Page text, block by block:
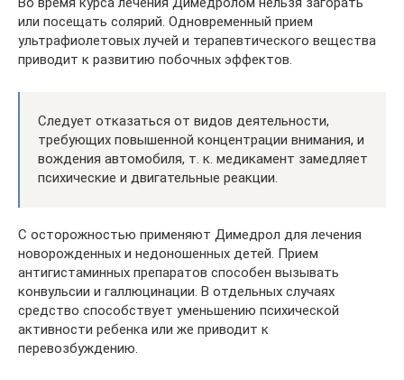
или посещать солярий. Одновременный прием
ультрафиолетовых лучей и терапевтического вещества
приводит к развитию побочных эффектов.
Следует отказаться от видов деятельности,
требующих повышенной концентрации внимания, и
вождения автомобиля, т. к. медикамент замедляет
психические и двигательные реакции.
С осторожностью применяют Димедрол для лечения
новорожденных и недоношенных детей. Прием
антигистаминных препаратов способен вызывать
конвульсии и галлюцинации. В отдельных случаях
средство способствует уменьшению психической
активности ребенка или же приводит к
перевозбуждению.